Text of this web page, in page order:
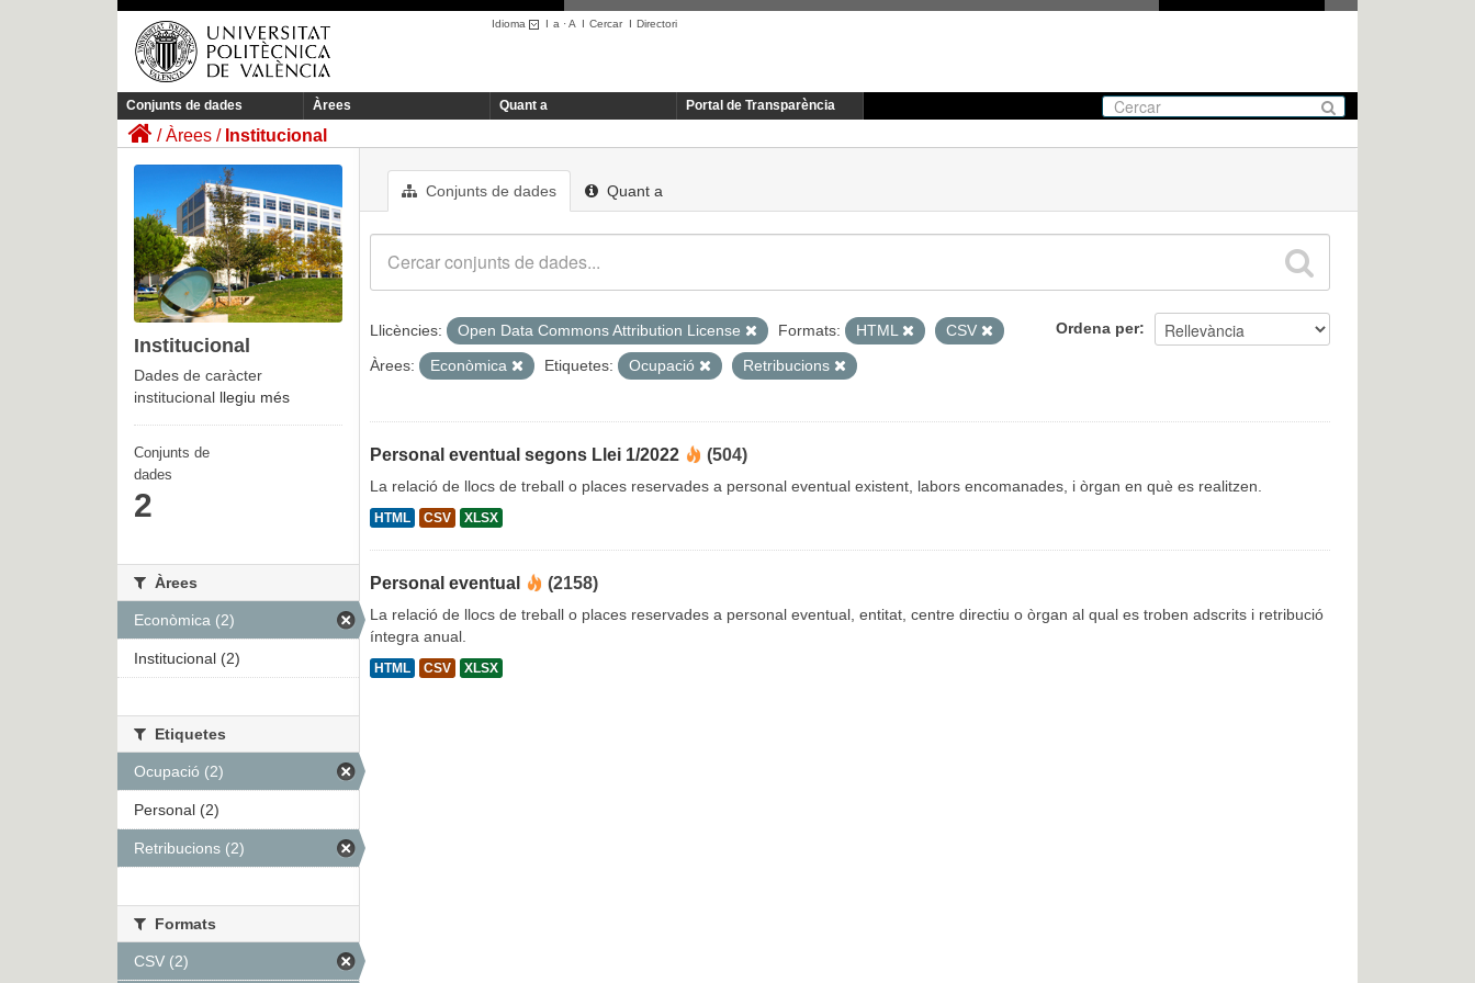
Idioma I a ·A I CercarI Directori
Conjunts de dades Àrees Quant a Portal de Transparència
Àrees Institucional
Conjunts de dades Quant a
Ordena per
Llicències: Open Data Commons Attribution License Formats: HTML
CSV
Àrees:
Econòmica Etiquetes: Ocupació Retribucions
Personal eventual segons Llei 1/2022 (504)
La relació de llocs de treball o places reservades a personal eventual existent, labors encomanades, i òrgan en què es realitzen.
HTML CSV XLSX
Personal eventual (2158)
La relació de llocs de treball o places reservades a personal eventual, entitat, centre directiu o òrgan al qual es troben adscrits i retribució
íntegra anual.
HTML CSV XLSX
Institucional
Dades de caràcter
institucional llegiu més
Conjunts de
dades
2
Àrees
Econòmica (2)
Institucional (2)
Etiquetes
Ocupació (2)
Personal (2)
Retribucions (2)
Formats
CSV (2)